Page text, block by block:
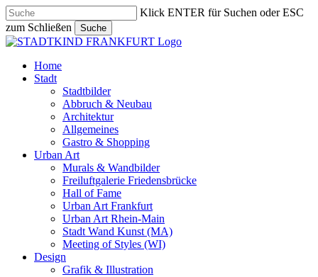
Skip
to
main
content
Klick ENTER für Suchen oder ESC
zum Schließen
Suche
Close
search
Menu
Home
Stadt
Stadtbilder
Abbruch & Neubau
Architektur
Allgemeines
Gastro & Shopping
Urban Art
Murals & Wandbilder
Freiluftgalerie Friedensbrücke
Hall of Fame
Urban Art Frankfurt
Urban Art Rhein-Main
Stadt Wand Kunst (MA)
Meeting of Styles (WI)
Design
Grafik & Illustration